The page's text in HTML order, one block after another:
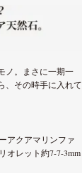
ノ。まさに一期一
、その時手に入れて
アクアマリンファ
オレット約7-7-3mm